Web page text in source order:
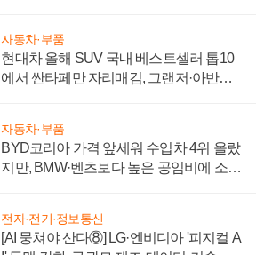
자동차·부품
현대차 올해 SUV 국내 베스트셀러 톱10
에서 싼타페만 자리매김, 그랜저·아반떼
자동차·부품
BYD코리아 가격 앞세워 수입차 4위 올랐
지만, BMW·벤츠보다 높은 공임비에 소비
전자·전기·정보통신
[AI 뭉쳐야 산다⑧] LG·엔비디아 '피지컬 A